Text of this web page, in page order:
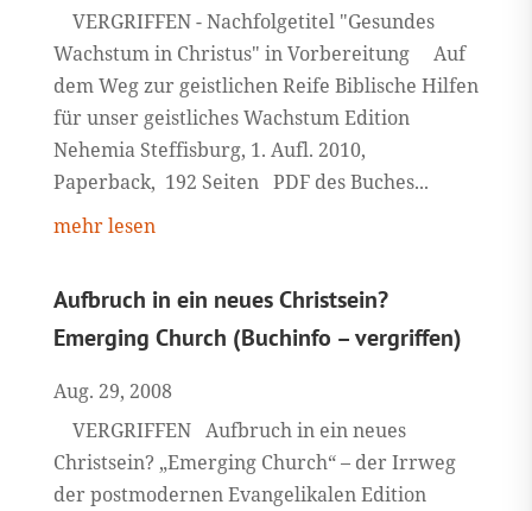
VERGRIFFEN - Nachfolgetitel "Gesundes
Wachstum in Christus" in Vorbereitung Auf
dem Weg zur geistlichen Reife Biblische Hilfen
für unser geistliches Wachstum Edition
Nehemia Steffisburg, 1. Aufl. 2010,
Paperback, 192 Seiten PDF des Buches...
mehr lesen
Aufbruch in ein neues Christsein?
Emerging Church (Buchinfo – vergriffen)
Aug. 29, 2008
VERGRIFFEN Aufbruch in ein neues
Christsein? „Emerging Church“ – der Irrweg
der postmodernen Evangelikalen Edition